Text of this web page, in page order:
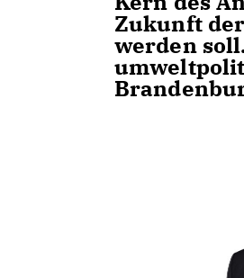
Zukunft
werden